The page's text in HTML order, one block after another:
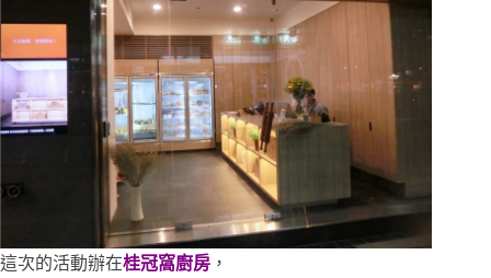
這次的活動辦在桂冠窩廚房 ，